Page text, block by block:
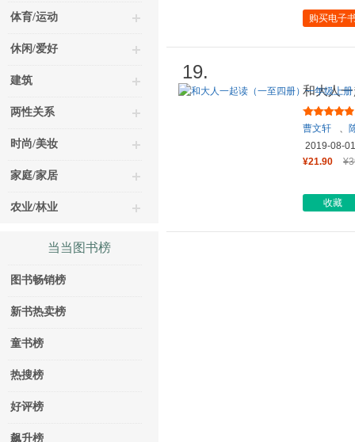
体育/运动
休闲/爱好
建筑
两性关系
时尚/美妆
家庭/家居
农业/林业
当当图书榜
图书畅销榜
新书热卖榜
童书榜
热搜榜
好评榜
飙升榜
购买电子
19.
和大人
文教科
曹文轩 、
2019-08-01
¥21.90
收藏